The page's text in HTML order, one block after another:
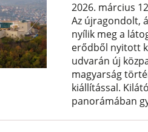
2026. március
Az újragondolt,
nyílik meg a
erődből nyitott
udvarán új
magyarság
kiállítással.
panorámában